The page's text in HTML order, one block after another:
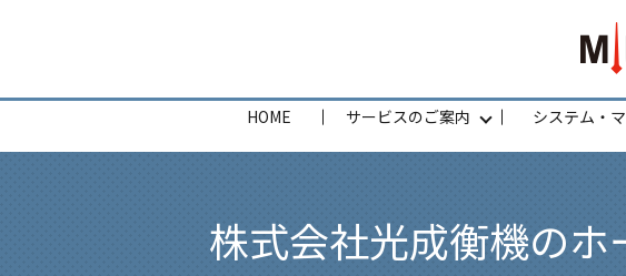
HOME サービスのご案内 システム・
株式会社光成衡機のホ